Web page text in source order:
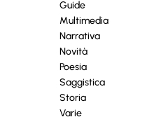
Guide
Multimedia
Narrativa
Novità
Poesia
Saggistica
Storia
Varie